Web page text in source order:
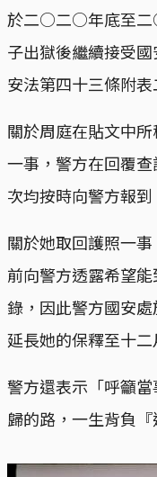
於二○二○年底至二
子出獄後繼續接受
安法第四十三條附表
關於周庭在貼文中所
一事，警方在回覆
次均按時向警方報到
關於她取回護照一
前向警方透露希望
錄，因此警方國安
延長她的保釋至十二
警方還表示「呼籲
歸的路，一生背負『